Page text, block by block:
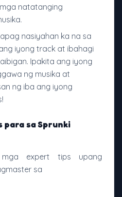
natatanging
nasiyahan ka na sa
iyong track at ibahagi
Ipakita ang iyong
ng musika at
ng iba ang iyong
para sa Sprunki
expert tips upang
sa